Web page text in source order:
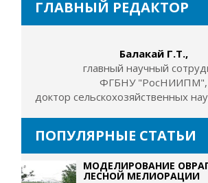
ГЛАВНЫЙ РЕДАКТОР
Балакай Г.Т.,
главный научный
ФГБНУ "РосНИИПМ",
доктор сельскохозяйственных
ПОПУЛЯРНЫЕ СТАТЬИ
МОДЕЛИРОВАНИЕ
ЛЕСНОЙ МЕЛИОРАЦИИ